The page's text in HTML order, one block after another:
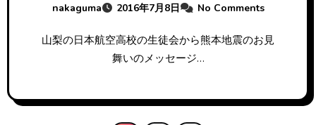
nakaguma 2016年7月8日 No Comments
山梨の日本航空高校の生徒会から熊本地震のお見
舞いのメッセージ…